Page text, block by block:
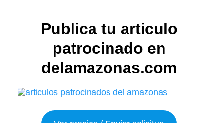
Publica tu articulo
patrocinado en
delamazonas.com